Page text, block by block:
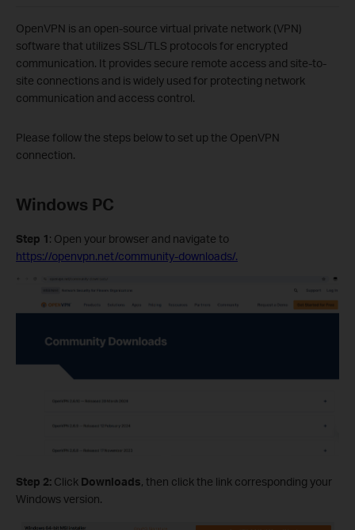
OpenVPN is an open-source virtual private network (VPN)
software that utilizes SSL/TLS protocols for encrypted
communication. It provides secure remote access and site-to-
site connections and is widely used for protecting network
communication and access control.
Please follow the steps below to set up the OpenVPN
connection.
Windows PC
Step 1: Open your browser and navigate to
https://openvpn.net/community-downloads/.
Step 2: Click Downloads, then click the link corresponding your
Windows version.